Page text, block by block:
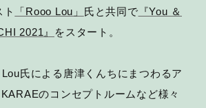
「Rooo Lou」 氏と共同で 『You ＆
2021』
をスタート。
氏による唐津くんちにまつわるア
のコンセプトルームなど様々